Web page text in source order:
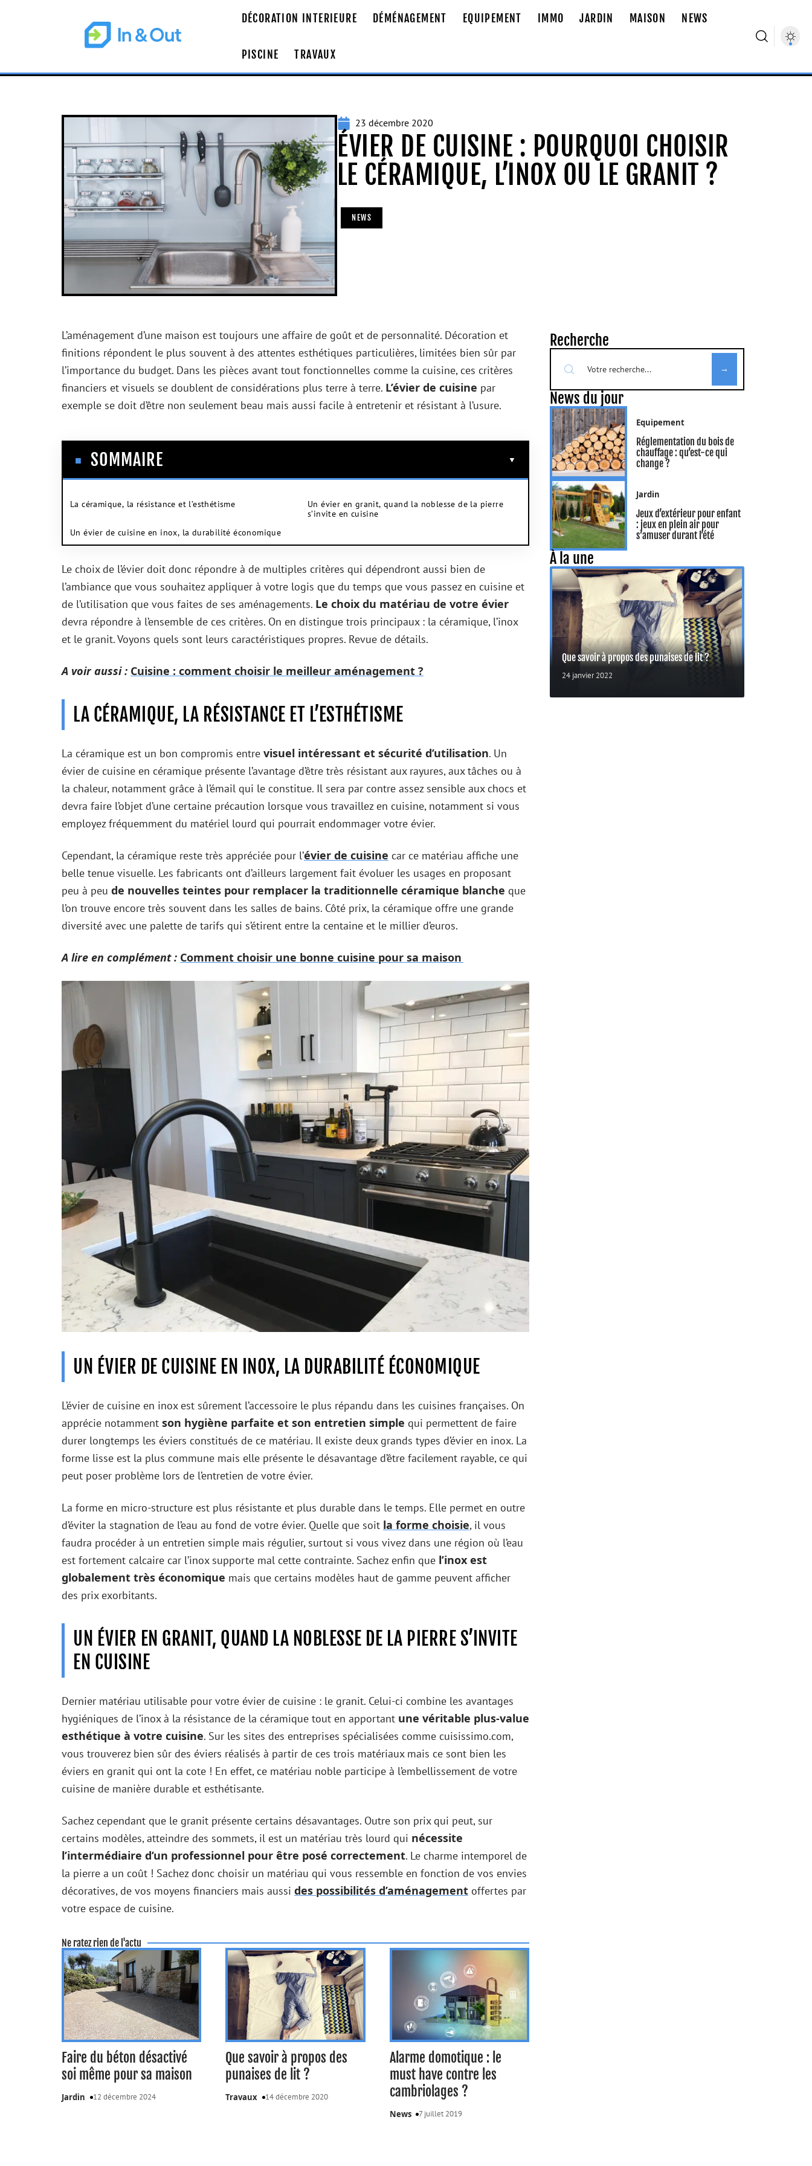
DÉCORATION INTERIEURE DÉMÉNAGEMENT EQUIPEMENT IMMO JARDIN MAISON NEWS
PISCINE TRAVAUX
23 décembre 2020
ÉVIER DE CUISINE : POURQUOI CHOISIR
LE CÉRAMIQUE, L’INOX OU LE GRANIT ?
NEWS
L’aménagement d’une maison est toujours une affaire de goût et de personnalité. Décoration et
finitions répondent le plus souvent à des attentes esthétiques particulières, limitées bien sûr par
l’importance du budget. Dans les pièces avant tout fonctionnelles comme la cuisine, ces critères
financiers et visuels se doublent de considérations plus terre à terre. L’évier de cuisine par
exemple se doit d’être non seulement beau mais aussi facile à entretenir et résistant à l’usure.
SOMMAIRE
La céramique, la résistance et l’esthétisme
Un évier de cuisine en inox, la durabilité économique
Un évier en granit, quand la noblesse de la pierre
s’invite en cuisine
Le choix de l’évier doit donc répondre à de multiples critères qui dépendront aussi bien de
l’ambiance que vous souhaitez appliquer à votre logis que du temps que vous passez en cuisine et
de l’utilisation que vous faites de ses aménagements. Le choix du matériau de votre évier
devra répondre à l’ensemble de ces critères. On en distingue trois principaux : la céramique, l’inox
et le granit. Voyons quels sont leurs caractéristiques propres. Revue de détails.
A voir aussi : Cuisine : comment choisir le meilleur aménagement ?
LA CÉRAMIQUE, LA RÉSISTANCE ET L’ESTHÉTISME
La céramique est un bon compromis entre visuel intéressant et sécurité d’utilisation. Un
évier de cuisine en céramique présente l’avantage d’être très résistant aux rayures, aux tâches ou à
la chaleur, notamment grâce à l’émail qui le constitue. Il sera par contre assez sensible aux chocs et
devra faire l’objet d’une certaine précaution lorsque vous travaillez en cuisine, notamment si vous
employez fréquemment du matériel lourd qui pourrait endommager votre évier.
Cependant, la céramique reste très appréciée pour l’évier de cuisine car ce matériau affiche une
belle tenue visuelle. Les fabricants ont d’ailleurs largement fait évoluer les usages en proposant
peu à peu de nouvelles teintes pour remplacer la traditionnelle céramique blanche que
l’on trouve encore très souvent dans les salles de bains. Côté prix, la céramique offre une grande
diversité avec une palette de tarifs qui s’étirent entre la centaine et le millier d’euros.
A lire en complément : Comment choisir une bonne cuisine pour sa maison
UN ÉVIER DE CUISINE EN INOX, LA DURABILITÉ ÉCONOMIQUE
L’évier de cuisine en inox est sûrement l’accessoire le plus répandu dans les cuisines françaises. On
apprécie notamment son hygiène parfaite et son entretien simple qui permettent de faire
durer longtemps les éviers constitués de ce matériau. Il existe deux grands types d’évier en inox. La
forme lisse est la plus commune mais elle présente le désavantage d’être facilement rayable, ce qui
peut poser problème lors de l’entretien de votre évier.
La forme en micro-structure est plus résistante et plus durable dans le temps. Elle permet en outre
d’éviter la stagnation de l’eau au fond de votre évier. Quelle que soit la forme choisie, il vous
faudra procéder à un entretien simple mais régulier, surtout si vous vivez dans une région où l’eau
est fortement calcaire car l’inox supporte mal cette contrainte. Sachez enfin que l’inox est
globalement très économique mais que certains modèles haut de gamme peuvent afficher
des prix exorbitants.
UN ÉVIER EN GRANIT, QUAND LA NOBLESSE DE LA PIERRE S’INVITE
EN CUISINE
Dernier matériau utilisable pour votre évier de cuisine : le granit. Celui-ci combine les avantages
hygiéniques de l’inox à la résistance de la céramique tout en apportant une véritable plus-value
esthétique à votre cuisine. Sur les sites des entreprises spécialisées comme cuisissimo.com,
vous trouverez bien sûr des éviers réalisés à partir de ces trois matériaux mais ce sont bien les
éviers en granit qui ont la cote ! En effet, ce matériau noble participe à l’embellissement de votre
cuisine de manière durable et esthétisante.
Sachez cependant que le granit présente certains désavantages. Outre son prix qui peut, sur
certains modèles, atteindre des sommets, il est un matériau très lourd qui nécessite
l’intermédiaire d’un professionnel pour être posé correctement. Le charme intemporel de
la pierre a un coût ! Sachez donc choisir un matériau qui vous ressemble en fonction de vos envies
décoratives, de vos moyens financiers mais aussi des possibilités d’aménagement offertes par
votre espace de cuisine.
Ne ratez rien de l'actu
Faire du béton désactivé
soi même pour sa maison
Jardin 12 décembre 2024
Que savoir à propos des
punaises de lit ?
Travaux 14 décembre 2020
Alarme domotique : le
must have contre les
cambriolages ?
News 7 juillet 2019
Recherche
News du jour
Equipement
Réglementation du bois de
chauffage : qu’est-ce qui
change ?
Jardin
Jeux d’extérieur pour enfant
: jeux en plein air pour
s’amuser durant l’été
À la une
Que savoir à propos des punaises de lit ?
24 janvier 2022